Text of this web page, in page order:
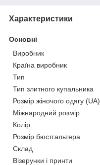
Характеристики
Основні
Виробник
Країна виробник
Тип
Тип злитного купальника
Розмір жіночого одягу (UA)
Міжнародний розмір
Колір
Розмір бюстгальтера
Склад
Візерунки і принти